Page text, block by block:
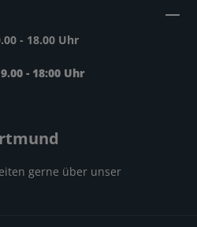
- 18.00 Uhr
- 18:00 Uhr
gerne über unser